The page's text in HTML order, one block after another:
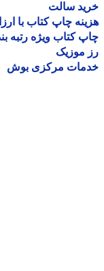
سالت
چاپ کتاب با ارزان
کتاب ویژه رتبه بندی
موزیک
مرکزی بوش